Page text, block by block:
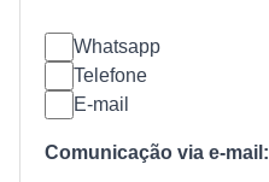
Whatsapp
Telefone
E-mail
Comunicação via e-mail: